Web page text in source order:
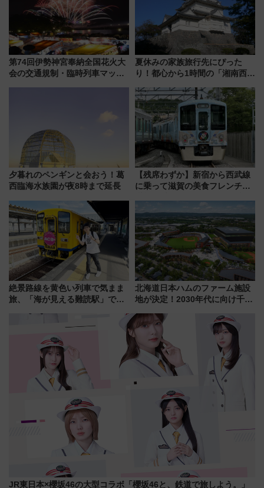
れるべき世界の旅先』
第74回伊勢神宮奉納全国花火大
会の交通規制・臨時列車マッ
夏休みの家族旅行先にぴった
り！都心から1時間の「湘南西エ
島とは異なる魅力を持つ今夏の
注目スポット
夕暮れのペンギンと会おう！葛
西臨海水族園が夜8時まで延長
【残席わずか】新宿から西武線
に乗って滋賀の美食フレンチを
や伝統文化の特別コラボ
絶景路線を黄色い列車で気まま
旅、「海が見える難読駅」で幸
北海道日本ハムのファーム施設
地が決定！2030年代に向け千歳
JR東日本×櫻坂46の大型コラボ「櫻坂46と、鉄道で旅しよう。」